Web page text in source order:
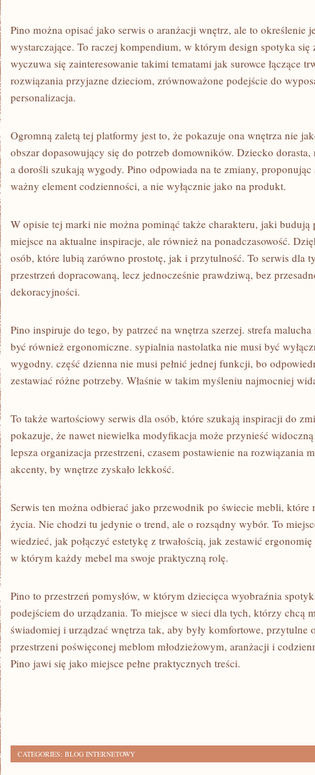
Pino można opisać jako serwis o aranżacji wnętrz, ale to określenie
wystarczające. To raczej kompendium, w którym design spotyka się
wyczuwa się zainteresowanie takimi tematami jak surowce łączące
rozwiązania przyjazne dzieciom, zrównoważone podejście do
personalizacja.
Ogromną zaletą tej platformy jest to, że pokazuje ona wnętrza nie
obszar dopasowujący się do potrzeb domowników. Dziecko dorasta,
a dorośli szukają wygody. Pino odpowiada na te zmiany,
ważny element codzienności, a nie wyłącznie jako na produkt.
W opisie tej marki nie można pominąć także charakteru, jaki budują
miejsce na aktualne inspiracje, ale również na ponadczasowość.
osób, które lubią zarówno prostotę, jak i przytulność. To serwis dla
przestrzeń dopracowaną, lecz jednocześnie prawdziwą, bez
dekoracyjności.
Pino inspiruje do tego, by patrzeć na wnętrza szerzej. strefa
być również ergonomiczne. sypialnia nastolatka nie musi być
wygodny. część dzienna nie musi pełnić jednej funkcji, bo
zestawiać różne potrzeby. Właśnie w takim myśleniu najmocniej
To także wartościowy serwis dla osób, które szukają inspiracji do
pokazuje, że nawet niewielka modyfikacja może przynieść
lepsza organizacja przestrzeni, czasem postawienie na rozwiązania
akcenty, by wnętrze zyskało lekkość.
Serwis ten można odbierać jako przewodnik po świecie mebli, które
życia. Nie chodzi tu jedynie o trend, ale o rozsądny wybór. To
wiedzieć, jak połączyć estetykę z trwałością, jak zestawić
w którym każdy mebel ma swoje praktyczną rolę.
Pino to przestrzeń pomysłów, w którym dziecięca wyobraźnia
podejściem do urządzania. To miejsce w sieci dla tych, którzy chcą
świadomiej i urządzać wnętrza tak, aby były komfortowe, przytulne
przestrzeni poświęconej meblom młodzieżowym, aranżacji i
Pino jawi się jako miejsce pełne praktycznych treści.
CATEGORIES: BLOG INTERNETOWY